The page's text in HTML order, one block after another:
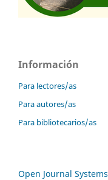
Información
Para lectores/as
Para autores/as
Para bibliotecarios/as
Open Journal Systems